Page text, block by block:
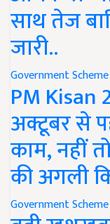
साथ तेज
जारी..
Government Scheme
PM
अक्टूबर से
काम, नहीं
की अगली
Government Scheme